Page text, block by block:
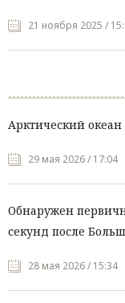
21 ноября 2025 /
Арктический океан
29 мая 2026 / 17:04
Обнаружен
секунд после
28 мая 2026 / 15:34